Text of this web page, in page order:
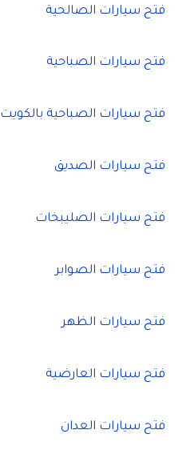
فتح سيارات الصالحية
فتح سيارات الصباحية
فتح سيارات الصباحية بالكويت
فتح سيارات الصديق
فتح سيارات الصليبخات
فتح سيارات الصوابر
فتح سيارات الظهر
فتح سيارات العارضية
فتح سيارات العدان